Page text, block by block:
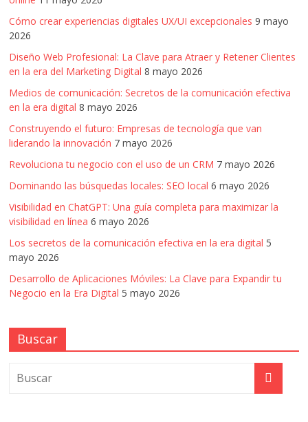
Cómo crear experiencias digitales UX/UI excepcionales 9 mayo
2026
Diseño Web Profesional: La Clave para Atraer y Retener Clientes
en la era del Marketing Digital 8 mayo 2026
Medios de comunicación: Secretos de la comunicación efectiva
en la era digital 8 mayo 2026
Construyendo el futuro: Empresas de tecnología que van
liderando la innovación 7 mayo 2026
Revoluciona tu negocio con el uso de un CRM 7 mayo 2026
Dominando las búsquedas locales: SEO local 6 mayo 2026
Visibilidad en ChatGPT: Una guía completa para maximizar la
visibilidad en línea 6 mayo 2026
Los secretos de la comunicación efectiva en la era digital 5
mayo 2026
Desarrollo de Aplicaciones Móviles: La Clave para Expandir tu
Negocio en la Era Digital 5 mayo 2026
Buscar